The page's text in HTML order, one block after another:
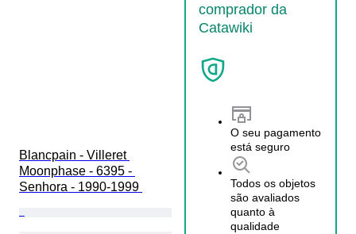
comprador da
Catawiki
O seu pagamento
está seguro
Todos os objetos
são avaliados
quanto à
qualidade
Blancpain - Villeret
Moonphase - 6395 -
Senhora - 1990-1999